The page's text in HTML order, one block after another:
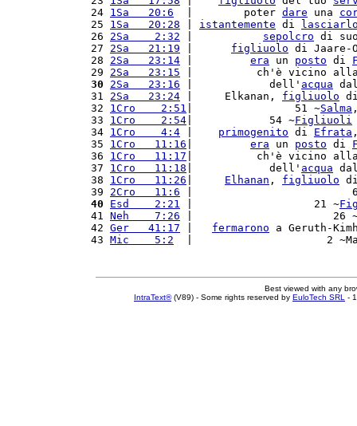
24 1Sa   20:6
  |        poter
dare una
25 1Sa   20:28 istantemente di
26 2Sa    2:32 sepolcro di
27 2Sa   21:19 figliuolo di Jaare-
28 2Sa   23:14 era un posto di
29 2Sa   23:15 |          ch'è vicino
30
2Sa   23:16 |            dell' acqua
31 2Sa   23:24 |     Elkanan, figliuolo
32 1Cro    2:51 |                51 ~Salma
33 1Cro    2:54 |            54 ~Figliuoli
34 1Cro    4:4 primogenito di Efrata
35 1Cro   11:16 era un posto di
36 1Cro   11:17 |          ch'è vicino
37 1Cro   11:18 |            dell' acqua
38 1Cro   11:26 Elhanan , figliuolo
39 2Cro   11:6 |                         6
40
Esd    2:21 |                   21 ~
41 Neh    7:26 |                      26
42 Ger   41:17 fermarono a Geruth-
43 Mic    5:2
|                     2
Best viewed with any
IntraText®(V89) - Some rights reserved by EuloTech SRL -